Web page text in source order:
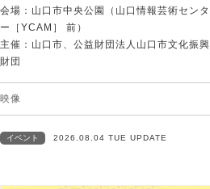
会場：山口市中央公園（山口情報芸術センタ
ー［YCAM］ 前）
主催：山口市、公益財団法人山口市文化振興
財団
映像
イベント 2026.08.04 TUE UPDATE